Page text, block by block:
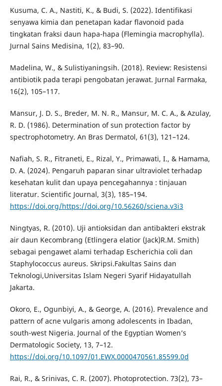
Kusuma, C. A., Nastiti, K., & Budi, S. (2022). Identifikasi
senyawa kimia dan penetapan kadar flavonoid pada
tingkatan fraksi daun hapa-hapa (Flemingia macrophylla).
Jurnal Sains Medisina, 1(2), 83–90.
Madelina, W., & Sulistiyaningsih. (2018). Review: Resistensi
antibiotik pada terapi pengobatan jerawat. Jurnal Farmaka,
16(2), 105–117.
Mansur, J. D. S., Breder, M. N. R., Mansur, M. C. A., & Azulay,
R. D. (1986). Determination of sun protection factor by
spectrophotometry. An Bras Dermatol, 61(3), 121–124.
Nafiah, S. R., Fitraneti, E., Rizal, Y., Primawati, I., & Hamama,
D. A. (2024). Pengaruh paparan sinar ultraviolet terhadap
kesehatan kulit dan upaya pencegahannya : tinjauan
literatur. Scientific Journal, 3(3), 185–194.
https://doi.org/https://doi.org/10.56260/sciena.v3i3
Ningtyas, R. (2010). Uji antioksidan dan antibakteri ekstrak
air daun Kecombrang (Etlingera elatior (Jack)R.M. Smith)
sebagai pengawet alami terhadap Escherichia coli dan
Staphylococcus aureus. Skripsi.Fakultas Sains dan
Teknologi,Universitas Islam Negeri Syarif Hidayatullah
Jakarta.
Okoro, E., Ogunbiyi, A., & George, A. (2016). Prevalence and
pattern of acne vulgaris among adolescents in Ibadan,
south-west Nigeria. Journal of the Egyptian Women’s
Dermatologic Society, 13, 7–12.
https://doi.org/10.1097/01.EWX.0000470561.85599.0d
Rai, R., & Srinivas, C. R. (2007). Photoprotection. 73(2), 73–